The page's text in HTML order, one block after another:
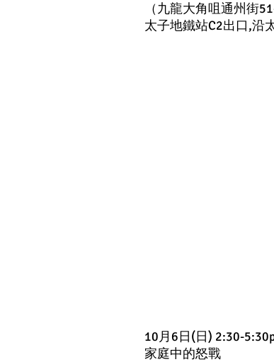
（九龍大角咀通州街
太子地鐵站C2出口,沿
10月6日(日) 2:30-
家庭中的怒戰